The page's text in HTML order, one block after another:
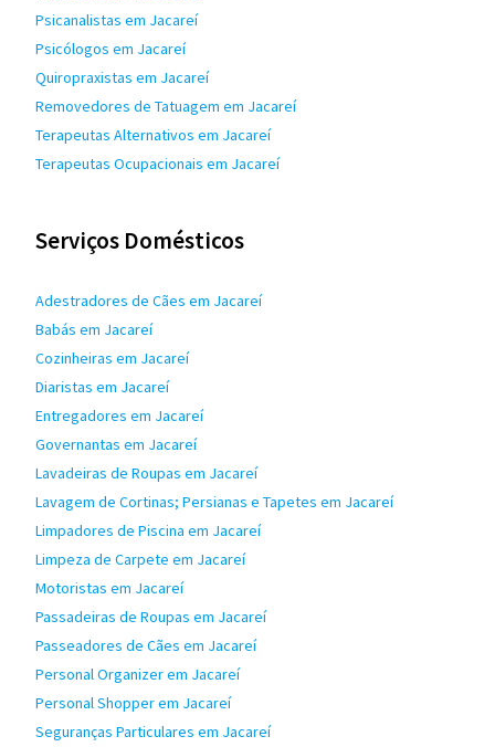
Psicanalistas em Jacareí
Psicólogos em Jacareí
Quiropraxistas em Jacareí
Removedores de Tatuagem em Jacareí
Terapeutas Alternativos em Jacareí
Terapeutas Ocupacionais em Jacareí
Serviços Domésticos
Adestradores de Cães em Jacareí
Babás em Jacareí
Cozinheiras em Jacareí
Diaristas em Jacareí
Entregadores em Jacareí
Governantas em Jacareí
Lavadeiras de Roupas em Jacareí
Lavagem de Cortinas; Persianas e Tapetes em Jacareí
Limpadores de Piscina em Jacareí
Limpeza de Carpete em Jacareí
Motoristas em Jacareí
Passadeiras de Roupas em Jacareí
Passeadores de Cães em Jacareí
Personal Organizer em Jacareí
Personal Shopper em Jacareí
Seguranças Particulares em Jacareí